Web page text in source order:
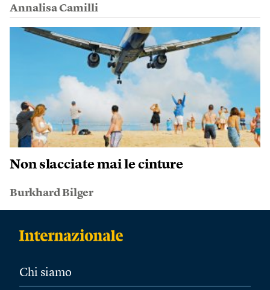
Annalisa Camilli
Non slacciate mai le cinture
Burkhard Bilger
Chi siamo